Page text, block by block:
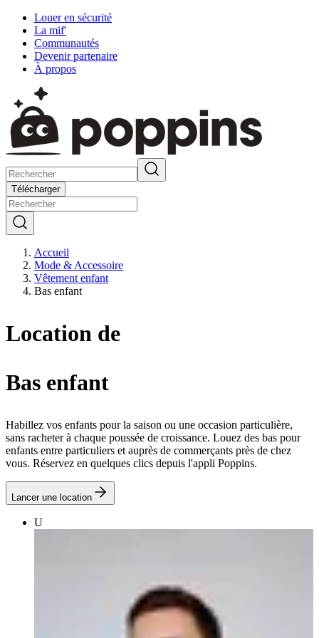
Louer en sécurité
La mif'
Communautés
Devenir partenaire
À propos
Télécharger
Accueil
Mode & Accessoire
Vêtement enfant
Bas enfant
Location de
Bas enfant
Habillez vos enfants pour la saison ou une occasion particulière,
sans racheter à chaque poussée de croissance. Louez des bas pour
enfants entre particuliers et auprès de commerçants près de chez
vous. Réservez en quelques clics depuis l'appli Poppins.
Lancer une location
U